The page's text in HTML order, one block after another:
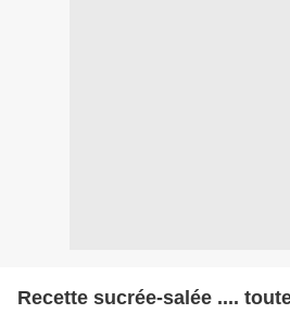
Recette sucrée-salée ....